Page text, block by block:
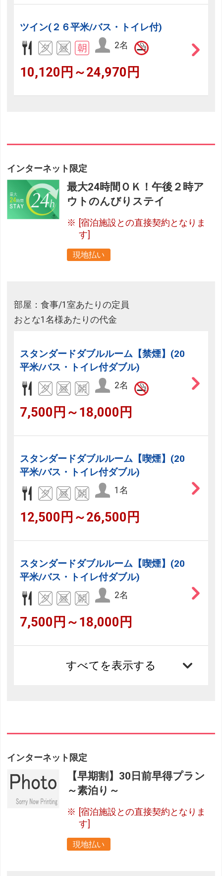
ツイン(２６平米/バス・トイレ付)
2名
10,120円～24,970円
インターネット限定
最大24時間ＯＫ！午後２時ア
ウトのんびりステイ
[宿泊施設との直接契約となりま
す]
現地払い
部屋：食事/1室あたりの定員
おとな1名様あたりの代金
スタンダードダブルルーム【禁煙】(20
平米/バス・トイレ付ダブル)
2名
7,500円～18,000円
スタンダードダブルルーム【喫煙】(20
平米/バス・トイレ付ダブル)
1名
12,500円～26,500円
スタンダードダブルルーム【喫煙】(20
平米/バス・トイレ付ダブル)
2名
7,500円～18,000円
すべてを表示する
インターネット限定
【早期割】30日前早得プラン
～素泊り～
[宿泊施設との直接契約となりま
す]
現地払い